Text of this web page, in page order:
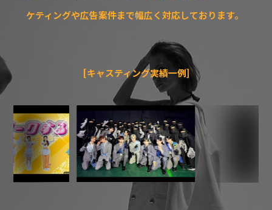
ケティングや広告案件まで幅広く対応しております。
[キャスティング実績一例]